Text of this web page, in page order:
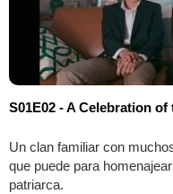
S01E02 - A Celebration
Un clan familiar con
que puede para
patriarca.